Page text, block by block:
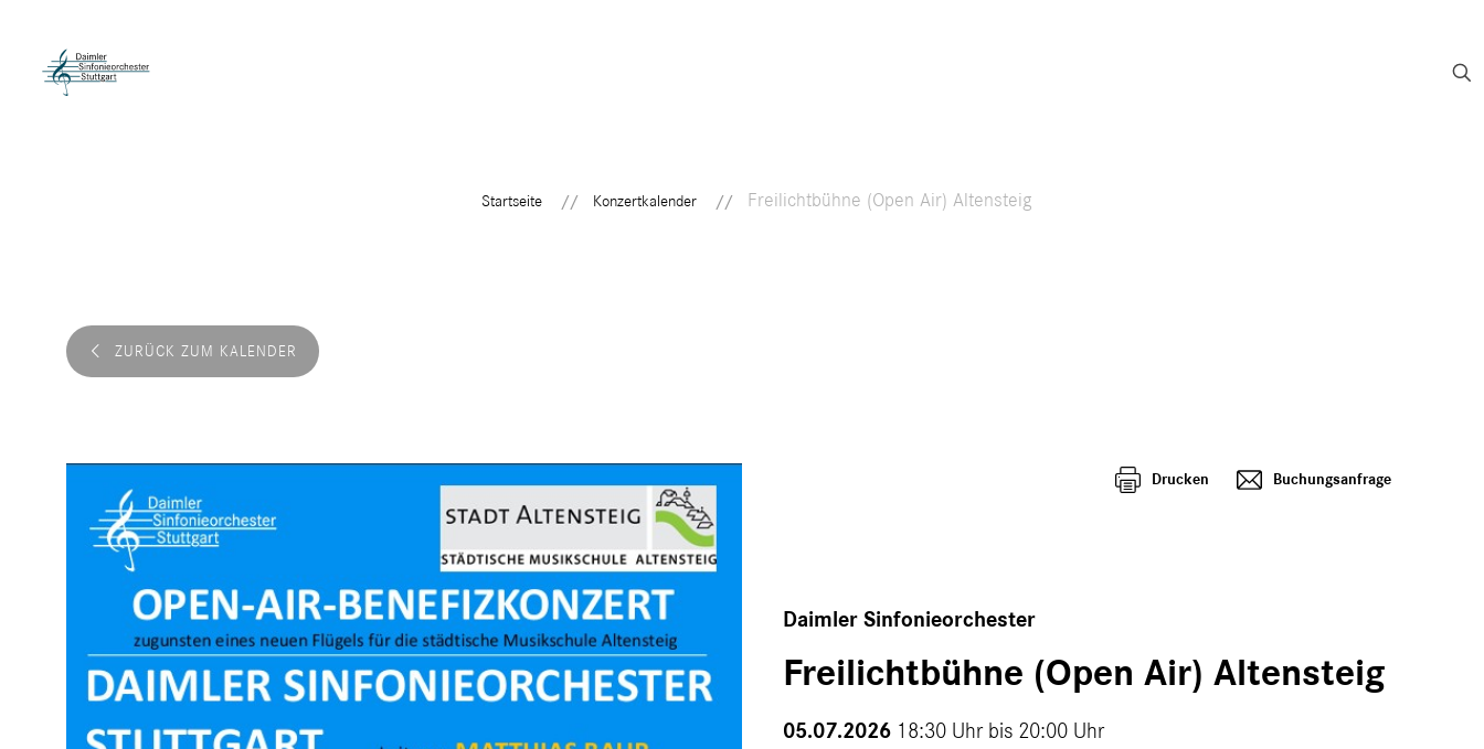
Startseite Konzertkalender Freilichtbühne (Open Air) Altensteig
ZURÜCK ZUM KALENDER
Buchungsanfrage
Drucken
Daimler Sinfonieorchester
Freilichtbühne (Open Air) Altensteig
05.07.2026 18:30 Uhr bis 20:00 Uhr